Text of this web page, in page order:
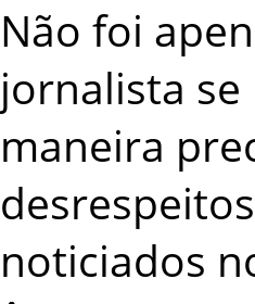
Não foi
jornalista
maneira
noticiados